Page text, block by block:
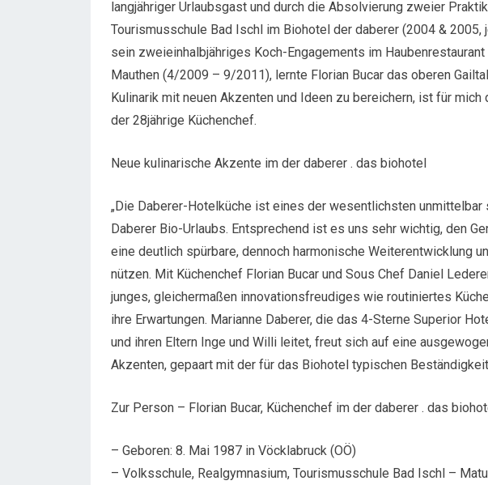
langjähriger Urlaubsgast und durch die Absolvierung zweier
Tourismusschule Bad Ischl im Biohotel der daberer (2004 &
sein zweieinhalbjähriges Koch-Engagements im
Mauthen (4/2009 – 9/2011), lernte Florian Bucar das oberen
Kulinarik mit neuen Akzenten und Ideen zu bereichern, ist für
der 28jährige Küchenchef.
Neue kulinarische Akzente im der daberer . das biohotel
„Die Daberer-Hotelküche ist eines der wesentlichsten
Daberer Bio-Urlaubs. Entsprechend ist es uns sehr wichtig, den
eine deutlich spürbare, dennoch harmonische Weiterentwicklung
nützen. Mit Küchenchef Florian Bucar und Sous Chef Daniel
junges, gleichermaßen innovationsfreudiges wie routiniertes
ihre Erwartungen. Marianne Daberer, die das 4-Sterne Superior
und ihren Eltern Inge und Willi leitet, freut sich auf eine
Akzenten, gepaart mit der für das Biohotel typischen
Zur Person – Florian Bucar, Küchenchef im der daberer . das
– Geboren: 8. Mai 1987 in Vöcklabruck (OÖ)
– Volksschule, Realgymnasium, Tourismusschule Bad Ischl –